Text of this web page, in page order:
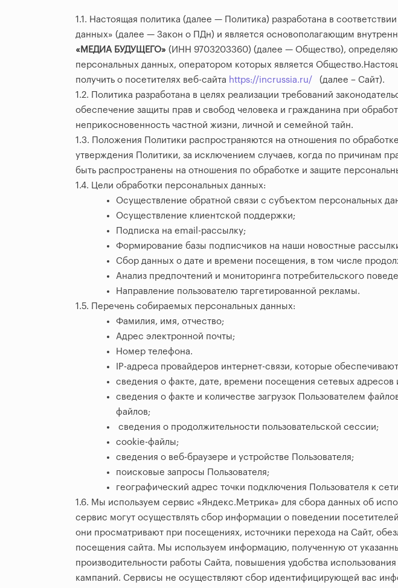
1.1. Настоящая политика (далее — Политика) разработана в
данных» (далее — Закон о ПДн) и является основополагающим
«МЕДИА БУДУЩЕГО» (ИНН 9703203360) (далее — Общество),
персональных данных, оператором которых является
получить о посетителях веб-сайта https://incrussia.ru/ (далее – Сайт).
1.2. Политика разработана в целях реализации требований
обеспечение защиты прав и свобод человека и гражданина при
неприкосновенность частной жизни, личной и семейной тайн.
1.3. Положения Политики распространяются на отношения по
утверждения Политики, за исключением случаев, когда по причинам
быть распространены на отношения по обработке и защите
1.4. Цели обработки персональных данных:
Осуществление обратной связи с субъектом персональных
Осуществление клиентской поддержки;
Подписка на email-рассылку;
Формирование базы подписчиков на наши новостные
Сбор данных о дате и времени посещения, в том числе
Анализ предпочтений и мониторинга потребительского
Направление пользователю таргетированной рекламы.
1.5. Перечень собираемых персональных данных:
Фамилия, имя, отчество;
Адрес электронной почты;
Номер телефона.
IP-адреса провайдеров интернет-связи, которые
сведения о факте, дате, времени посещения сетевых адресов
сведения о факте и количестве загрузок Пользователем
файлов;
сведения о продолжительности пользовательской сессии;
cookie-файлы;
сведения о веб-браузере и устройстве Пользователя;
поисковые запросы Пользователя;
географический адрес точки подключения Пользователя к
1.6. Мы используем сервис «Яндекс.Метрика» для сбора данных об
сервис могут осуществлять сбор информации о поведении
они просматривают при посещениях, источники перехода на Сайт,
посещения сайта. Мы используем информацию, полученную от
производительности работы Сайта, повышения удобства
кампаний. Сервисы не осуществляют сбор идентифицирующей вас